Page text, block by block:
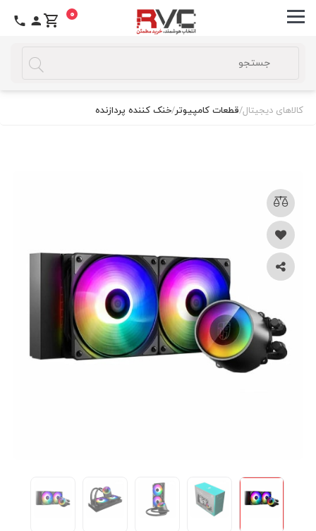
0
کالاهای دیجیتال/قطعات کامپیوتر/خنک کننده پردازنده